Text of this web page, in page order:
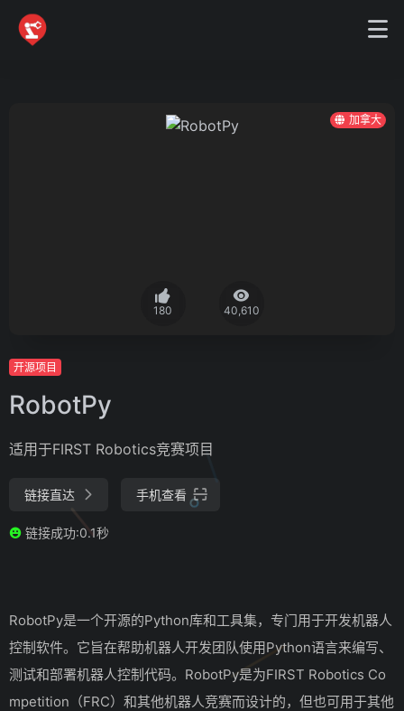
加拿大
180 40,610
开源项目
RobotPy
适用于FIRST Robotics竞赛项目
链接直达 手机查看
链接成功:0.1秒
RobotPy是一个开源的Python库和工具集，专门用于开发机器人
控制软件。它旨在帮助机器人开发团队使用Python语言来编写、
测试和部署机器人控制代码。RobotPy是为FIRST Robotics Co
mpetition（FRC）和其他机器人竞赛而设计的，但也可用于其他